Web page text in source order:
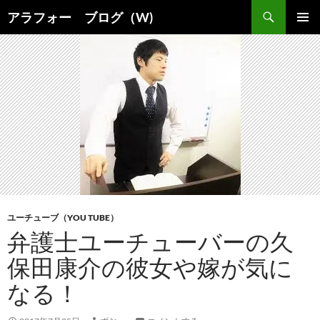
ン
テ
ン
ツ
へ
ス
キ
ッ
プ
アラフォー ブログ（W)
索
メインメ
ニュー
ユーチューブ（YOU TUBE）
弁護士ユーチューバーの久
保田康介の彼女や嫁が気に
なる！